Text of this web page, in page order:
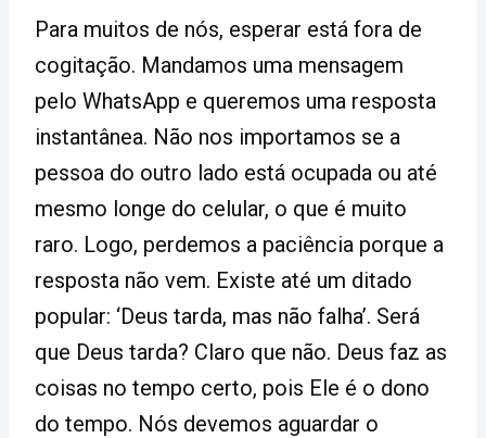
Para muitos de nós, esperar está fora de
cogitação. Mandamos uma mensagem
pelo WhatsApp e queremos uma resposta
instantânea. Não nos importamos se a
pessoa do outro lado está ocupada ou até
mesmo longe do celular, o que é muito
raro. Logo, perdemos a paciência porque a
resposta não vem. Existe até um ditado
popular: ‘Deus tarda, mas não falha’. Será
que Deus tarda? Claro que não. Deus faz as
coisas no tempo certo, pois Ele é o dono
do tempo. Nós devemos aguardar o